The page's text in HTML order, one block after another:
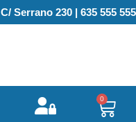
C/ Serrano 230 | 635 555 555
0